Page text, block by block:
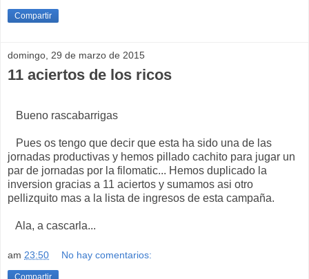
Compartir
domingo, 29 de marzo de 2015
11 aciertos de los ricos
Bueno rascabarrigas
Pues os tengo que decir que esta ha sido una de las
jornadas productivas y hemos pillado cachito para jugar un
par de jornadas por la filomatic... Hemos duplicado la
inversion gracias a 11 aciertos y sumamos asi otro
pellizquito mas a la lista de ingresos de esta campaña.
Ala, a cascarla...
am 23:50 No hay comentarios:
Compartir